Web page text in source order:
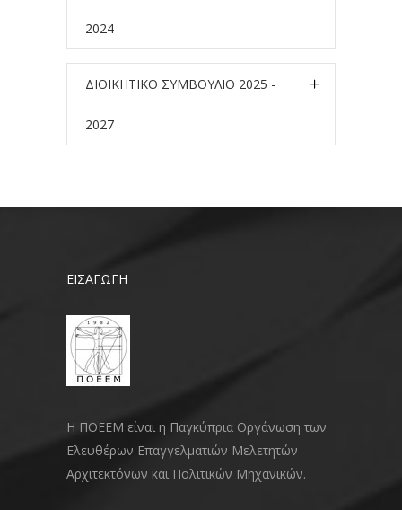
2024
ΔΙΟΙΚΗΤΙΚΟ ΣΥΜΒΟΥΛΙΟ 2025 -
2027
ΕΙΣΑΓΩΓΗ
Η ΠΟΕΕΜ είναι η Παγκύπρια Οργάνωση των
Ελευθέρων Επαγγελματιών Μελετητών
Αρχιτεκτόνων και Πολιτικών Μηχανικών.